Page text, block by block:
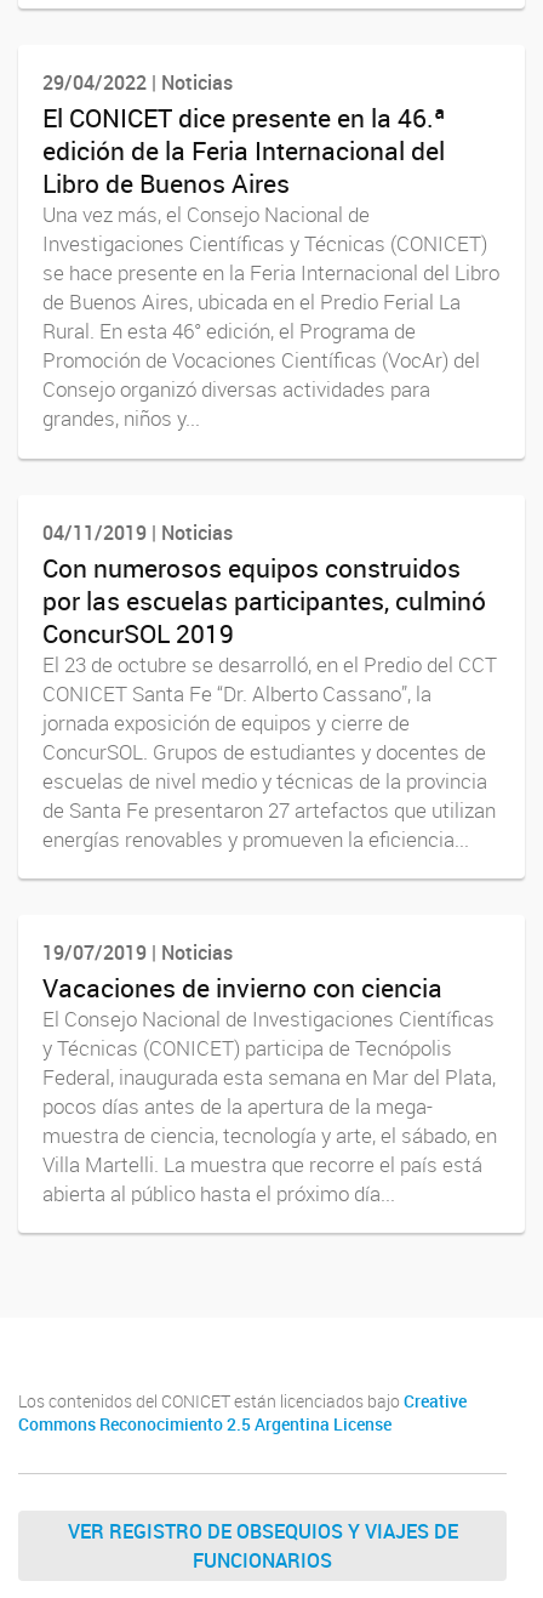
29/04/2022 | Noticias
El CONICET dice presente en la 46.ª
edición de la Feria Internacional del
Libro de Buenos Aires
Una vez más, el Consejo Nacional de
Investigaciones Científicas y Técnicas (CONICET)
se hace presente en la Feria Internacional del Libro
de Buenos Aires, ubicada en el Predio Ferial La
Rural. En esta 46° edición, el Programa de
Promoción de Vocaciones Científicas (VocAr) del
Consejo organizó diversas actividades para
grandes, niños y...
04/11/2019 | Noticias
Con numerosos equipos construidos
por las escuelas participantes, culminó
ConcurSOL 2019
El 23 de octubre se desarrolló, en el Predio del CCT
CONICET Santa Fe “Dr. Alberto Cassano”, la
jornada exposición de equipos y cierre de
ConcurSOL. Grupos de estudiantes y docentes de
escuelas de nivel medio y técnicas de la provincia
de Santa Fe presentaron 27 artefactos que utilizan
energías renovables y promueven la eficiencia...
19/07/2019 | Noticias
Vacaciones de invierno con ciencia
El Consejo Nacional de Investigaciones Científicas
y Técnicas (CONICET) participa de Tecnópolis
Federal, inaugurada esta semana en Mar del Plata,
pocos días antes de la apertura de la mega-
muestra de ciencia, tecnología y arte, el sábado, en
Villa Martelli. La muestra que recorre el país está
abierta al público hasta el próximo día...
Los contenidos del CONICET están licenciados bajo Creative
Commons Reconocimiento 2.5 Argentina License
VER REGISTRO DE OBSEQUIOS Y VIAJES DE
FUNCIONARIOS